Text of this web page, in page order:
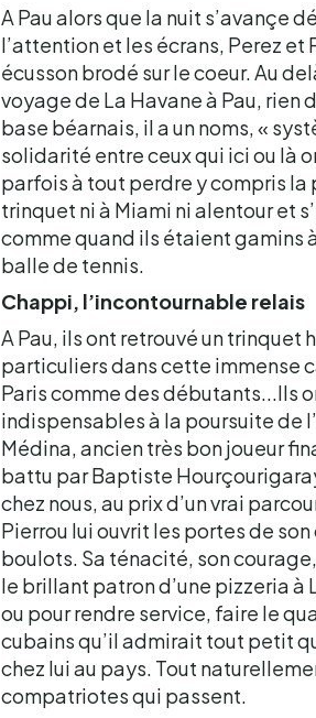
A Pau alors que la nuit s’avançe
l’attention et les écrans, Perez et
écusson brodé sur le coeur. Au
voyage de La Havane à Pau,
base béarnais, il a un noms, «
solidarité entre ceux qui ici ou là
parfois à tout perdre y compris la
trinquet ni à Miami ni alentour et
comme quand ils étaient gamins
balle de tennis.
Chappi, l’incontournable relais
A Pau, ils ont retrouvé un trinquet
particuliers dans cette immense
Paris comme des débutants...Ils
indispensables à la poursuite de
Médina, ancien très bon joueur
battu par Baptiste
chez nous, au prix d’un vrai
Pierrou lui ouvrit les portes de
boulots. Sa ténacité, son
le brillant patron d’une pizzeria
ou pour rendre service, faire le
cubains qu’il admirait tout petit
chez lui au pays. Tout
compatriotes qui passent.